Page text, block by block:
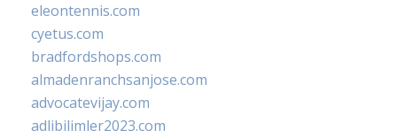
eleontennis.com
cyetus.com
bradfordshops.com
almadenranchsanjose.com
advocatevijay.com
adlibilimler2023.com